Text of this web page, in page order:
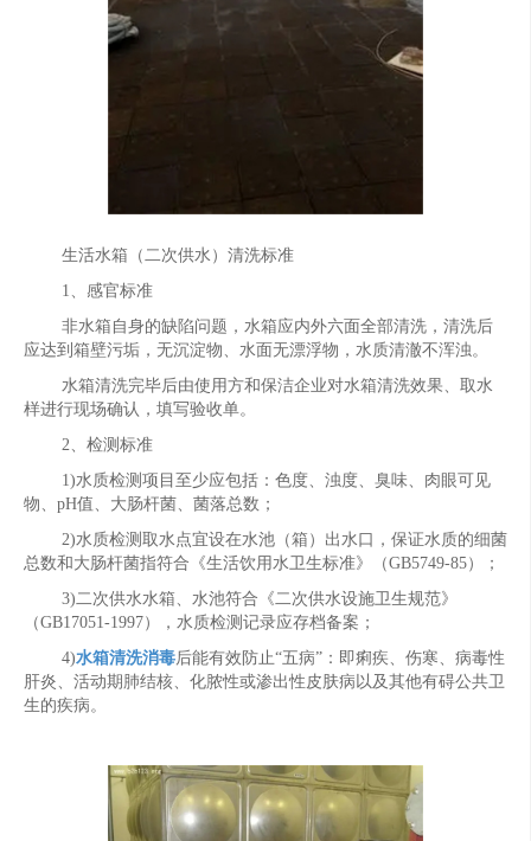
生活水箱（二次供水）清洗标准
1、感官标准
非水箱自身的缺陷问题，水箱应内外六面全部清洗，清洗后
应达到箱壁污垢，无沉淀物、水面无漂浮物，水质清澈不浑浊。
水箱清洗完毕后由使用方和保洁企业对水箱清洗效果、取水
样进行现场确认，填写验收单。
2、检测标准
1)水质检测项目至少应包括：色度、浊度、臭味、肉眼可见
物、pH值、大肠杆菌、菌落总数；
2)水质检测取水点宜设在水池（箱）出水口，保证水质的细菌
总数和大肠杆菌指符合《生活饮用水卫生标准》（GB5749-85）；
3)二次供水水箱、水池符合《二次供水设施卫生规范》
（GB17051-1997），水质检测记录应存档备案；
4)水箱清洗消毒后能有效防止“五病”：即痢疾、伤寒、病毒性
肝炎、活动期肺结核、化脓性或渗出性皮肤病以及其他有碍公共卫
生的疾病。